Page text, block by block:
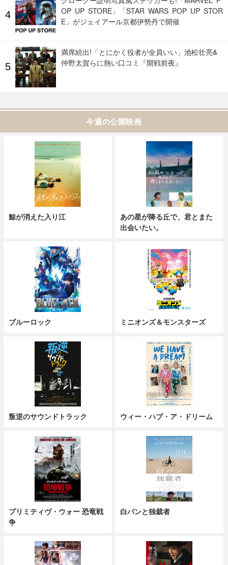
OP UP STORE」「STAR WARS POP UP STOR
E」がジェイアール京都伊勢丹で開催
満席続出!「とにかく役者が全員いい」池松壮亮&
仲野太賀らに熱い口コミ『開戦前夜』
今週の公開映画
鯨が消えた入り江
あの星が降る丘で、君とまた
出会いたい。
ブルーロック ミニオンズ＆モンスターズ
叛逆のサウンドトラック ウィー・ハブ・ア・ドリーム
プリミティヴ・ウォー 恐竜戦
争
白パンと独裁者